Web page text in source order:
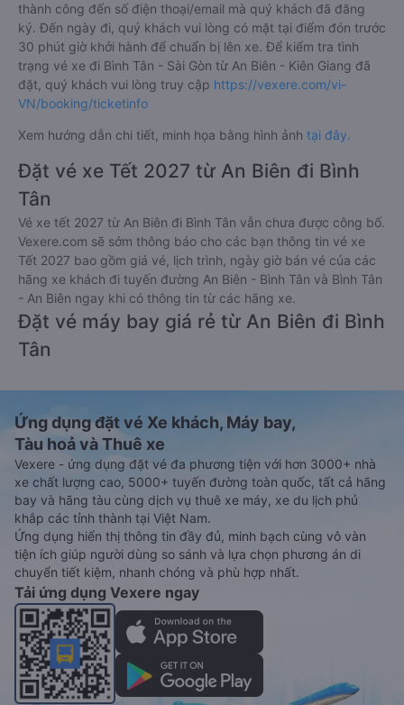
thành công đến số điện thoại/email mà quý khách đã đăng
ký. Đến ngày đi, quý khách vui lòng có mặt tại điểm đón trước
30 phút giờ khởi hành để chuẩn bị lên xe. Để kiểm tra tình
trạng vé xe đi Bình Tân - Sài Gòn từ An Biên - Kiên Giang đã
đặt, quý khách vui lòng truy cập https://vexere.com/vi-
VN/booking/ticketinfo
Xem hướng dẫn chi tiết, minh họa bằng hình ảnh tại đây.
Đặt vé xe Tết 2027 từ An Biên đi Bình
Tân
Vé xe tết 2027 từ An Biên đi Bình Tân vẫn chưa được công bố.
Vexere.com sẽ sớm thông báo cho các bạn thông tin vé xe
Tết 2027 bao gồm giá vé, lịch trình, ngày giờ bán vé của các
hãng xe khách đi tuyến đường An Biên - Bình Tân và Bình Tân
- An Biên ngay khi có thông tin từ các hãng xe.
Đặt vé máy bay giá rẻ từ An Biên đi Bình
Tân
Ứng dụng đặt vé Xe khách, Máy bay,
Tàu hoả và Thuê xe
Vexere - ứng dụng đặt vé đa phương tiện với hơn 3000+ nhà
xe chất lượng cao, 5000+ tuyến đường toàn quốc, tất cả hãng
bay và hãng tàu cùng dịch vụ thuê xe máy, xe du lịch phủ
khắp các tỉnh thành tại Việt Nam.
Ứng dụng hiển thị thông tin đầy đủ, minh bạch cùng vô vàn
tiện ích giúp người dùng so sánh và lựa chọn phương án di
chuyển tiết kiệm, nhanh chóng và phù hợp nhất.
Tải ứng dụng Vexere ngay